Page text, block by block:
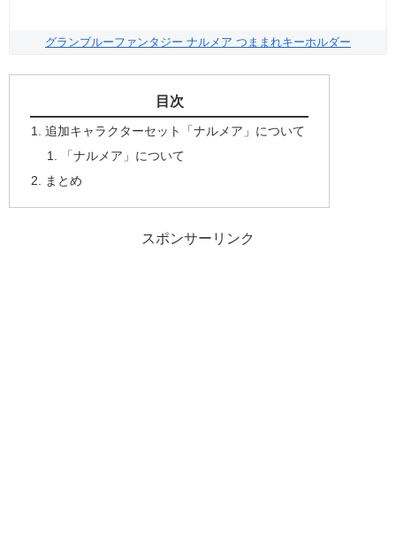
グランブルーファンタジー ナルメア つままれキーホルダー
目次
追加キャラクターセット「ナルメア」について
「ナルメア」について
まとめ
スポンサーリンク